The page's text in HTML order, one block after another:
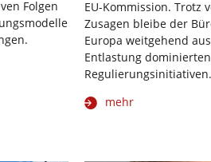
Folgen
EU-Kommission. Trotz
Zusagen bleibe der
Europa weitgehend
Entlastung
Regulierungsinitiativen.
mehr